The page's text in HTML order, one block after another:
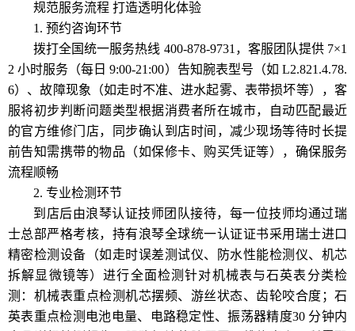
规范服务流程 打造透明化体验
1. 预约咨询环节
拨打全国统一服务热线 400-878-9731，客服团队提供 7×1
2 小时服务（每日 9:00-21:00）告知腕表型号（如 L2.821.4.78.
6）、故障现象（如走时不准、进水起雾、表带损坏等），客
服将初步判断问题类型根据消费者所在城市，自动匹配最近
的官方维修门店，同步确认到店时间，减少现场等待时长提
前告知需携带的物品（如保修卡、购买凭证等），确保服务
流程顺畅
2. 专业检测环节
到店后由浪琴认证技师团队接待，每一位技师均通过瑞
士总部严格考核，持有浪琴全球统一认证证书采用瑞士进口
精密检测设备（如走时误差测试仪、防水性能检测仪、机芯
拆解显微镜等）进行全面检测针对机械表与石英表分类检
测：机械表重点检测机芯摆频、游丝状态、齿轮咬合度；石
英表重点检测电池电量、电路稳定性、振荡器精度30 分钟内